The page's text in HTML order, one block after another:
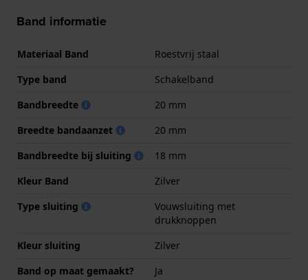
Band informatie
Materiaal Band
Roestvrij staal
Type band
Schakelband
Bandbreedte
20 mm
Breedte bandaanzet
20 mm
Bandbreedte bij sluiting
18 mm
Kleur Band
Zilver
Type sluiting
Vouwsluiting met
drukknoppen
Kleur sluiting
Zilver
Band op maat gemaakt?
Ja